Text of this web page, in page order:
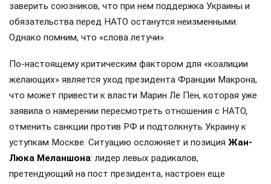
заверить союзников, что при нем поддержка Украины и
обязательства перед НАТО останутся неизменными.
Однако помним, что «слова летучи».
По-настоящему критическим фактором для «коалиции
желающих» является уход президента Франции Макрона,
что может привести к власти Марин Ле Пен, которая уже
заявила о намерении пересмотреть отношения с НАТО,
отменить санкции против РФ и подтолкнуть Украину к
уступкам Москве. Ситуацию осложняет и позиция Жан-
Люка Меланшона: лидер левых радикалов,
претендующий на пост президента, настроен еще